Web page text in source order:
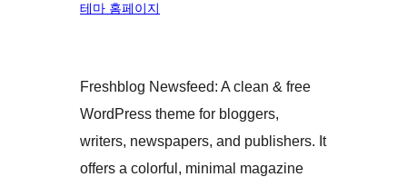
테마 홈페이지
Freshblog Newsfeed: A clean & free
WordPress theme for bloggers,
writers, newspapers, and publishers. It
offers a colorful, minimal magazine